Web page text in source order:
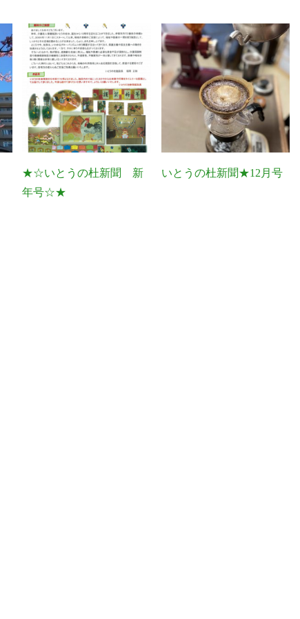
★☆いとうの杜新聞 新
年号☆★
いとうの杜新聞★12月号